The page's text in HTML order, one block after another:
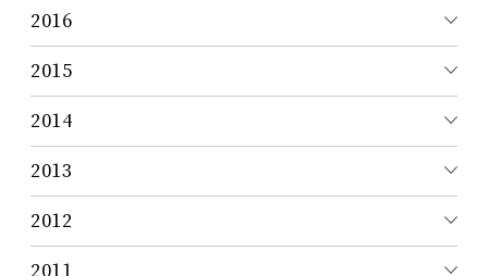
2016
2015
2014
2013
2012
2011